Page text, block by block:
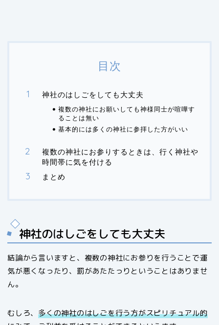
目次
神社のはしごをしても大丈夫
複数の神社にお願いしても神様同士が喧嘩す
ることは無い
基本的には多くの神社に参拝した方がいい
複数の神社にお参りするときは、行く神社や
時間帯に気を付ける
まとめ
神社のはしごをしても大丈夫
結論から言いますと、複数の神社にお参りを行うことで運
気が悪くなったり、罰があたたっりということはありませ
ん。
むしろ、多くの神社のはしごを行う方がスピリチュアル的